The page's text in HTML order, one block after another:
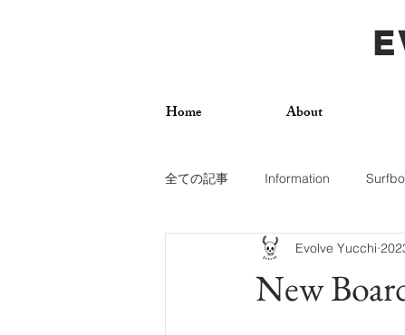
Home About
全ての記事 Information
Photos Surf Trip
New
Evolve Yucchi